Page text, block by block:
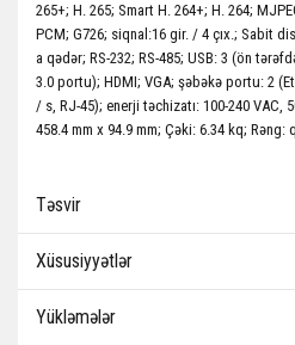
265+; H. 265; Smart H. 264+; H. 264;
PCM; G726; siqnal:16 gir. / 4 çıx.; Sabit
a qədər; RS-232; RS-485; USB: 3 (ön
3.0 portu); HDMI; VGA; şəbəkə portu: 2
/ s, RJ-45); enerji təchizatı: 100-240 VAC,
458.4 mm x 94.9 mm; Çəki: 6.34 kq; Rəng:
Təsvir
Xüsusiyyətlər
Yükləmələr